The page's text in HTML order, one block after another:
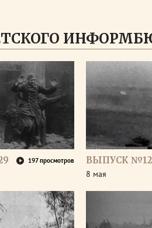
197 просмотров ВЫПУСК
8 мая